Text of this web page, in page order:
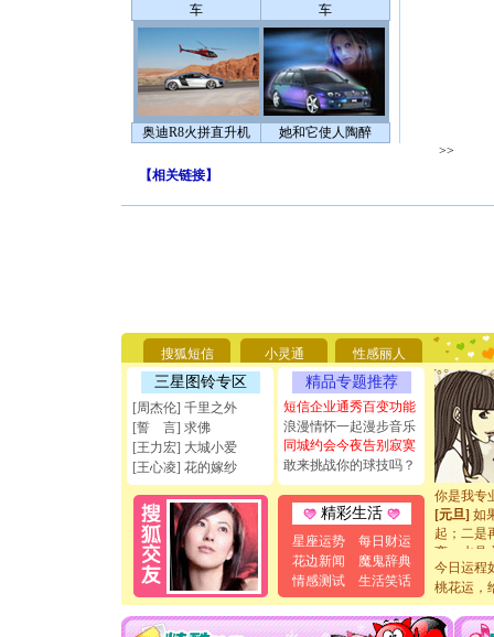
车
车
奥迪R8火拼直升机 她和它使人陶醉
>>
【相关链接】
搜狐短信 小灵通 性感丽人
三星图铃专区
[周杰伦] 千里之外
[誓 言] 求佛
[王力宏] 大城小爱
[王心凌] 花的嫁纱
精品专题推荐
短信企业通秀百变功能
浪漫情怀一起漫步音乐
同城约会今夜告别寂寞
敢来挑战你的球技吗？
精彩生活
星座运势
每日财运
花边新闻
魔鬼辞典
情感测试
生活笑话
要平安！
[圣诞节]
能正大光
天都要快
[圣诞节]
如意,快
[元旦]看
断电。爱
你是我专
[元旦] 如
起；二是
离。水晶
[元旦]当
泣，这痛
卖了。水
[春节]风
今日运程
桃花运，